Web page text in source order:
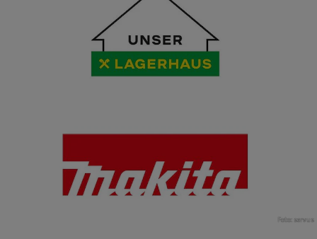
Foto: servus